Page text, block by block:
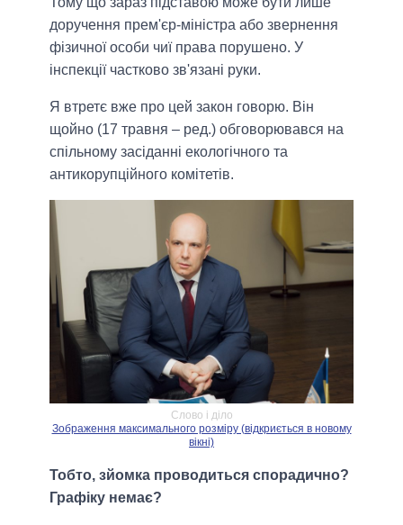
доручення прем'єр-міністра або звернення
фізичної особи чиї права порушено. У
інспекції частково зв'язані руки.
Я втретє вже про цей закон говорю. Він
щойно (17 травня – ред.) обговорювався на
спільному засіданні екологічного та
антикорупційного комітетів.
Слово і діло
Зображення максимального розміру (відкриється в новому
вікні)
Тобто, зйомка проводиться спорадично?
Графіку немає?